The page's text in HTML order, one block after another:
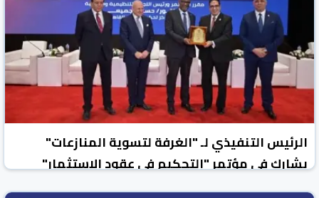
الرئيس التنفيذي لـ "الغرفة لتسوية المنازعات"
يشارك في مؤتمر "التحكيم في عقود الاستثمار"
بجامعة القاهرة